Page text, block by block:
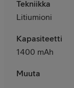
Tekniikka
Litiumioni
Kapasiteetti
1400 mAh
Muuta